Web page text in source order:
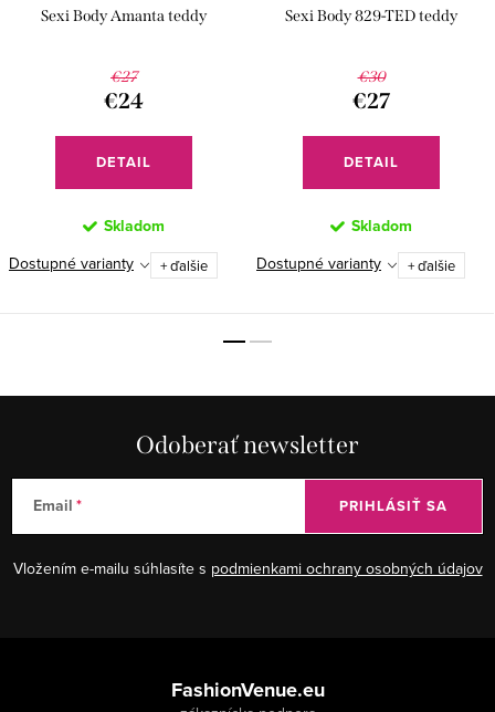
Sexi Body Amanta teddy
€27
€24
DETAIL
Skladom
Dostupné varianty + ďalšie
Sexi Body 829-TED teddy
€30
€27
DETAIL
Skladom
Dostupné varianty + ďalšie
Odoberať newsletter
Email
Vložením e-mailu súhlasíte s podmienkami ochrany osobných údajov
PRIHLÁSIŤ SA
FashionVenue.eu